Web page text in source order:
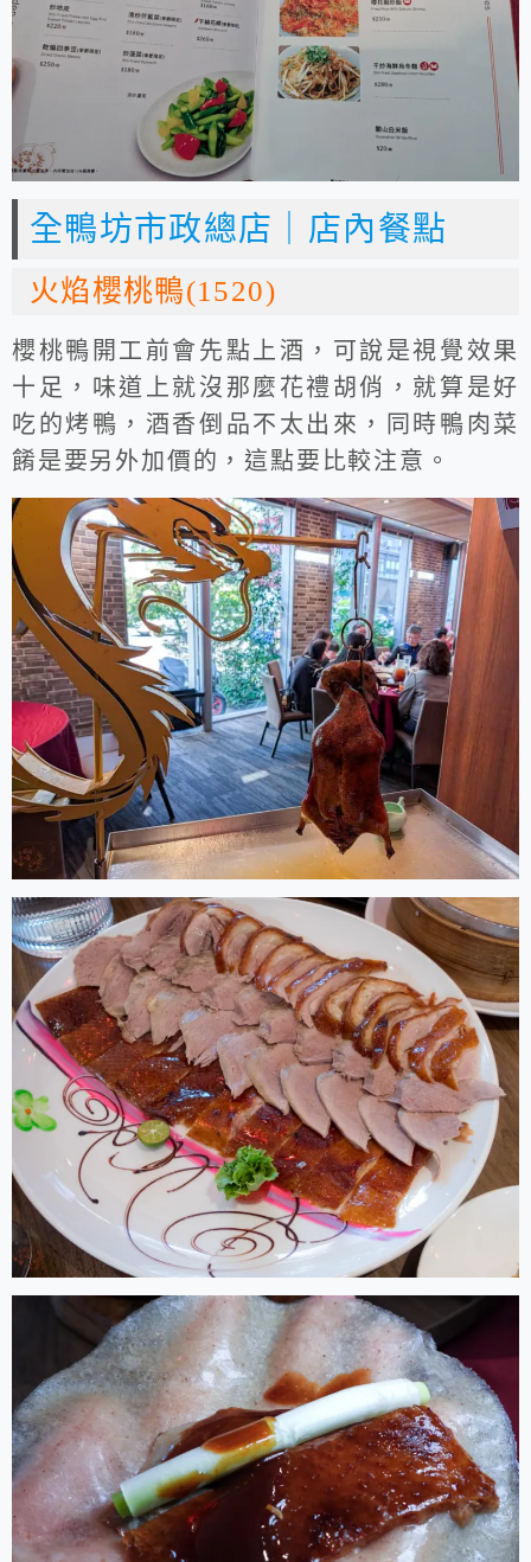
全鴨坊市政總店｜店內餐點
火焰櫻桃鴨(1520)
櫻桃鴨開工前會先點上酒，可說是視覺效果
十足，味道上就沒那麼花禮胡俏，就算是好
吃的烤鴨，酒香倒品不太出來，同時鴨肉菜
餚是要另外加價的，這點要比較注意。